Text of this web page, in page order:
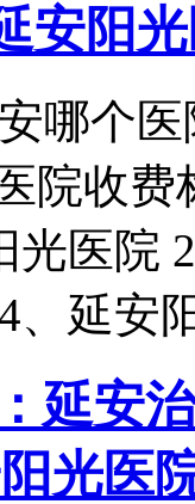
安阳
哪个
院收
光医院
4、延
延安
光医